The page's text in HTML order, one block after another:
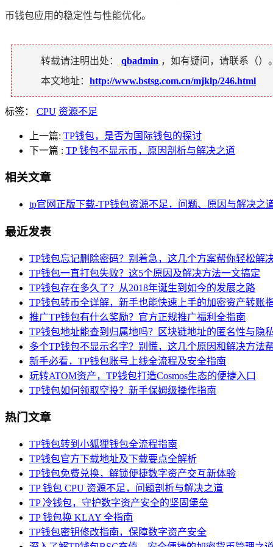
币钱包应用的稳定性与性能优化。
转载请注明出处： qbadmin ，如有疑问，请联系（）。
本文地址： http://www.bstsg.com.cn/mjklp/246.html
标签： CPU 资源不足
上一篇: TP钱包，是否为国际钱包的探讨
下一篇 : TP 钱包不显示币，原因剖析与解决之道
相关文章
tp官网正版下载-TP钱包资源不足，问题、原因与解决之
最近发表
TP钱包忘记删除密码？别着急，这几个方案帮你轻松解
TP钱包一直打包失败？这5个原因及解决方法一文搞定
TP钱包存在多久了？从2018年诞生到如今的发展之路
TP钱包转币全详解，新手也能快速上手的加密资产转账
推广TP钱包有什么奖励？官方正规推广福利全指南
TP钱包地址能查到归属地吗？区块链地址的匿名性与隐
多个TP钱包不显示名字？别慌，这几个原因和解决方法
新手必看，TP钱包账号上线全流程及安全指南
玩转ATOM资产，TP钱包打造Cosmos生态的便捷入口
TP钱包如何领取空投？新手保姆级操作指南
热门文章
TP钱包转到小狐狸钱包全流程指南
TP钱包官方下载地址及下载要点全解析
TP钱包免费兑换，解锁便捷数字资产交互新体验
TP 钱包 CPU 资源不足，问题剖析与解决之道
TP 冷钱包，守护数字资产安全的坚固堡垒
TP 钱包换 KLAY 全指南
TP钱包密钥修改指南，保障数字资产安全